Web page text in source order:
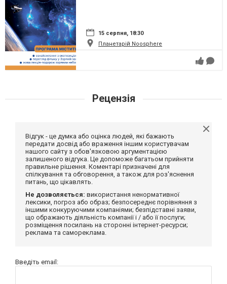
15 серпня, 18:30
Планетарій Noosphere
Рецензія
Відгук - це думка або оцінка людей, які бажають
передати досвід або враження іншим користувачам
нашого сайту з обов'язковою аргументацією
залишеного відгука. Це допоможе багатьом прийняти
правильне рішення. Коментарі призначені для
спілкування та обговорення, а також для роз'яснення
питань, що цікавлять.
Не дозволяється: використання ненормативної
лексики, погроз або образ; безпосереднє порівняння з
іншими конкуруючими компаніями; безпідставні заяви,
що ображають діяльність компанії і / або її послуги;
розміщення посилань на сторонні інтернет-ресурси;
реклама та самореклама.
Введіть email: